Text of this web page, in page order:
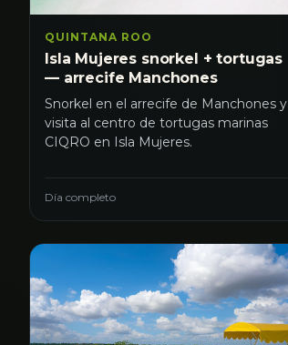
QUINTANA ROO
Isla Mujeres snorkel + tortugas
— arrecife Manchones
Snorkel en el arrecife de Manchones y
visita al centro de tortugas marinas
CIQRO en Isla Mujeres.
Día completo